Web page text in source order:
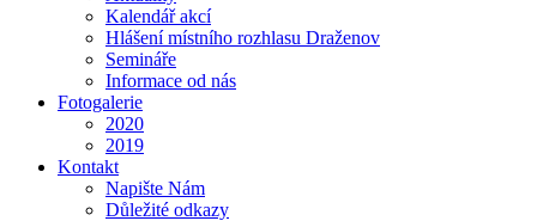
Kalendář akcí
Hlášení místního rozhlasu Draženov
Semináře
Informace od nás
Fotogalerie
2020
2019
Kontakt
Napište Nám
Důležité odkazy